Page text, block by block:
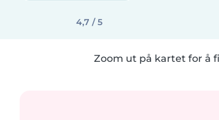
4,7 / 5
Zoom ut på kartet for å